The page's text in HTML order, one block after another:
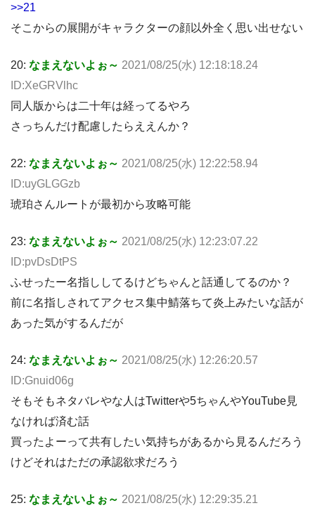
>>21
そこからの展開がキャラクターの顔以外全く思い出せない
20: なまえないよぉ～ 2021/08/25(水) 12:18:18.24
ID:XeGRVlhc
同人版からは二十年は経ってるやろ
さっちんだけ配慮したらええんか？
22: なまえないよぉ～ 2021/08/25(水) 12:22:58.94
ID:uyGLGGzb
琥珀さんルートが最初から攻略可能
23: なまえないよぉ～ 2021/08/25(水) 12:23:07.22
ID:pvDsDtPS
ふせったー名指ししてるけどちゃんと話通してるのか？
前に名指しされてアクセス集中鯖落ちて炎上みたいな話が
あった気がするんだが
24: なまえないよぉ～ 2021/08/25(水) 12:26:20.57
ID:Gnuid06g
そもそもネタバレやな人はTwitterや5ちゃんやYouTube見
なければ済む話
買ったよーって共有したい気持ちがあるから見るんだろう
けどそれはただの承認欲求だろう
25: なまえないよぉ～ 2021/08/25(水) 12:29:35.21